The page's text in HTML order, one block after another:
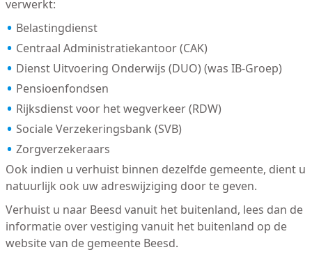
verwerkt:
Belastingdienst
Centraal Administratiekantoor (CAK)
Dienst Uitvoering Onderwijs (DUO) (was IB-Groep)
Pensioenfondsen
Rijksdienst voor het wegverkeer (RDW)
Sociale Verzekeringsbank (SVB)
Zorgverzekeraars
Ook indien u verhuist binnen dezelfde gemeente, dient u
natuurlijk ook uw adreswijziging door te geven.
Verhuist u naar Beesd vanuit het buitenland, lees dan de
informatie over vestiging vanuit het buitenland op de
website van de gemeente Beesd.